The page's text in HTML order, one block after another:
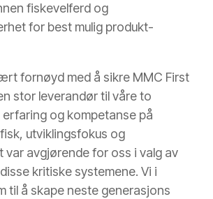
fiskevelferd og
for best mulig produkt-
fornøyd med å sikre MMC First
stor leverandør til våre to
erfaring og kompetanse på
utviklingsfokus og
var avgjørende for oss i valg av
kritiske systemene. Vi i
til å skape neste generasjons